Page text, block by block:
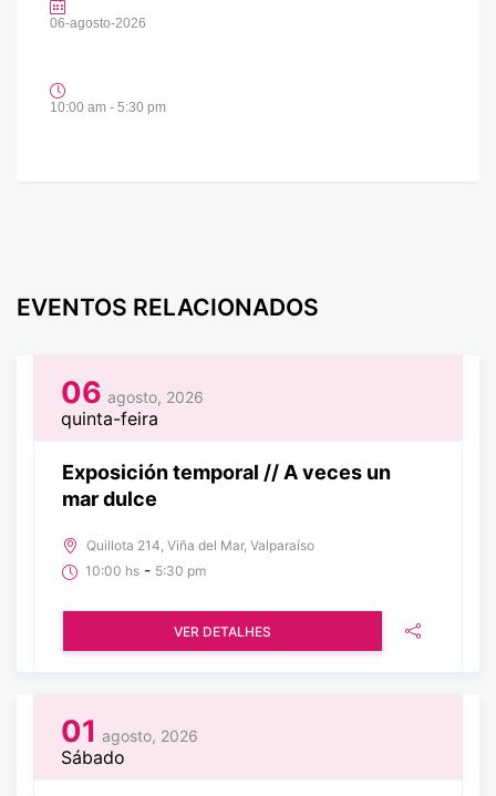
06-agosto-2026
10:00 am - 5:30 pm
EVENTOS RELACIONADOS
06 agosto, 2026
quinta-feira
Exposición temporal // A veces un
mar dulce
Quillota 214, Viña del Mar, Valparaíso
10:00 hs - 5:30 pm
VER DETALHES
01 agosto, 2026
Sábado